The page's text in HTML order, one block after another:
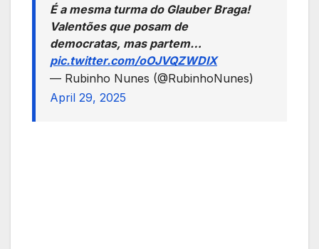
É a mesma turma do Glauber Braga!
Valentões que posam de
democratas, mas partem…
pic.twitter.com/oOJVQZWDIX
— Rubinho Nunes (@RubinhoNunes)
April 29, 2025